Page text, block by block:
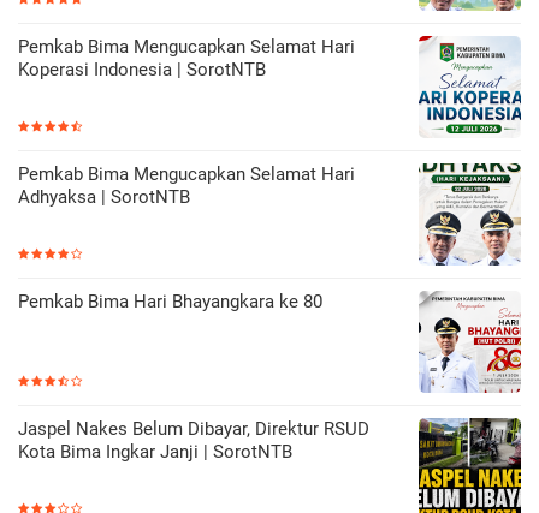
Pemkab Bima Mengucapkan Selamat Hari
Koperasi Indonesia | SorotNTB
Pemkab Bima Mengucapkan Selamat Hari
Adhyaksa | SorotNTB
Pemkab Bima Hari Bhayangkara ke 80
Jaspel Nakes Belum Dibayar, Direktur RSUD
Kota Bima Ingkar Janji | SorotNTB